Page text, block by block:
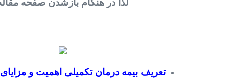
لذا در هنگام بازشدن صفحه
تعریف بیمه درمان تکمیلی اهمیت و